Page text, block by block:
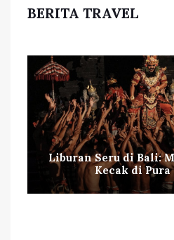
BERITA TRAVEL
Liburan Seru di Bali:
Kecak di